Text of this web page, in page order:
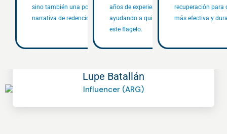
sino también una poderosa
narrativa de redención y cambio.
años de experiencia clínica
ayudando a quienes padecen
este flagelo.
recuperación para
más efectiva y
Lupe Batallán
Influencer (ARG)